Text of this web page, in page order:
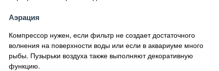
Аэрация
Компрессор нужен, если фильтр не создает достаточного
волнения на поверхности воды или если в аквариуме много
рыбы. Пузырьки воздуха также выполняют декоративную
функцию.